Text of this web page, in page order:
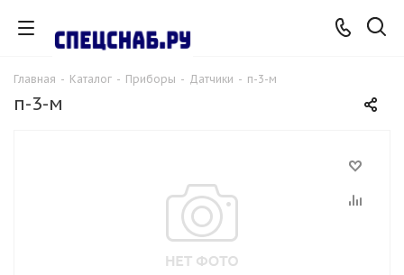
Главная - Каталог - Приборы - Датчики - п-3-м
п-3-м